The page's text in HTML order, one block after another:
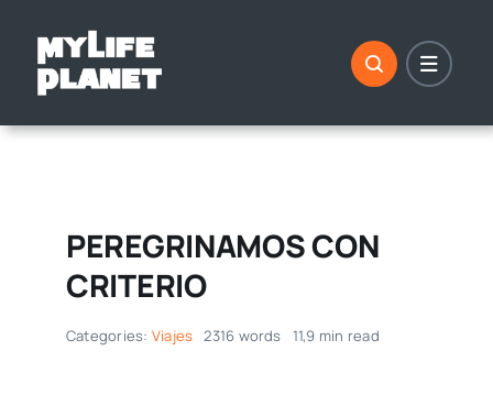
contenido
PEREGRINAMOS CON
CRITERIO
Categories: Viajes 2316 words 11,9 min read